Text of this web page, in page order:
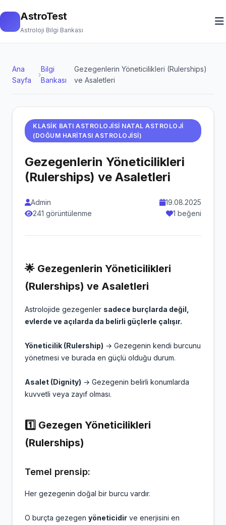
AstroTest
Astroloji Bilgi Bankası
Ana
Sayfa
›
Bilgi
Bankası
Gezegenlerin Yöneticilikleri (Rulerships)
ve Asaletleri
KLASIK BATI ASTROLOJISI NATAL ASTROLOJI
(DOĞUM HARITASI ASTROLOJISI)
Gezegenlerin Yöneticilikleri
(Rulerships) ve Asaletleri
Admin
19.08.2025
241 görüntülenme
1 beğeni
🌟 Gezegenlerin Yöneticilikleri
(Rulerships) ve Asaletleri
Astrolojide gezegenler sadece burçlarda değil,
evlerde ve açılarda da belirli güçlerle çalışır.
Yöneticilik (Rulership) → Gezegenin kendi burcunu
yönetmesi ve burada en güçlü olduğu durum.
Asalet (Dignity) → Gezegenin belirli konumlarda
kuvvetli veya zayıf olması.
1️⃣ Gezegen Yöneticilikleri
(Rulerships)
Temel prensip:
Her gezegenin doğal bir burcu vardır.
O burçta gezegen yöneticidir ve enerjisini en